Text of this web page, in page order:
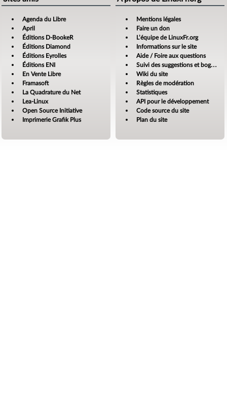
Agenda du Libre
April
Éditions D-BookeR
Éditions Diamond
Éditions Eyrolles
Éditions ENI
En Vente Libre
Framasoft
La Quadrature du Net
Lea-Linux
Open Source Initiative
Imprimerie Grafik Plus
Mentions légales
Faire un don
L’équipe de LinuxFr.org
Informations sur le site
Aide / Foire aux questions
Suivi des suggestions et bogues
Wiki du site
Règles de modération
Statistiques
API pour le développement
Code source du site
Plan du site